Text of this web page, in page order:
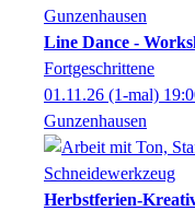
Gunzenhausen
Line Dance -
Fortgeschrittene
01.11.26 (1-mal)
Gunzenhausen
Herbstferien-